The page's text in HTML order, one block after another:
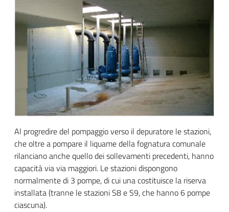
Al progredire del pompaggio verso il depuratore le stazioni,
che oltre a pompare il liquame della fognatura comunale
rilanciano anche quello dei sollevamenti precedenti, hanno
capacità via via maggiori. Le stazioni dispongono
normalmente di 3 pompe, di cui una costituisce la riserva
installata (tranne le stazioni S8 e S9, che hanno 6 pompe
ciascuna).